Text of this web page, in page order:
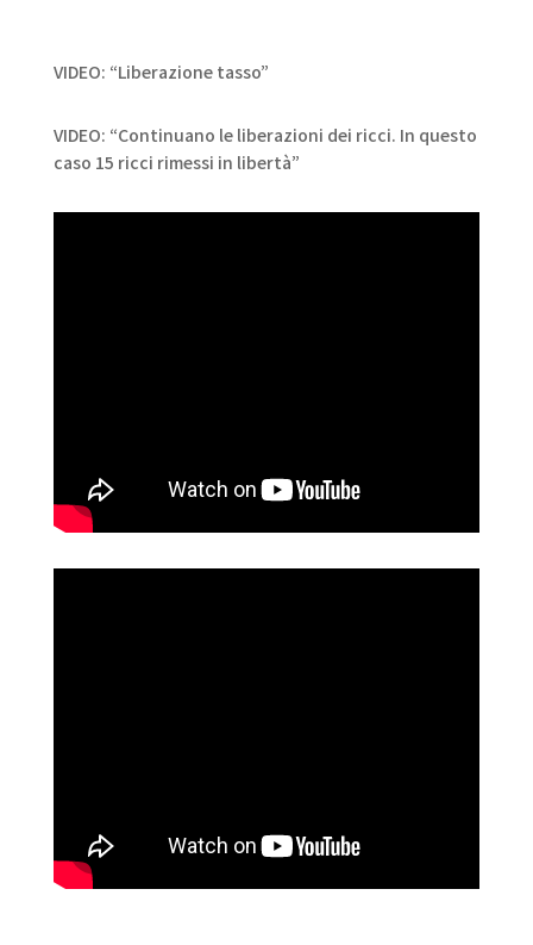
VIDEO: “Liberazione tasso”
VIDEO: “Continuano le liberazioni dei ricci. In questo
caso 15 ricci rimessi in libertà”